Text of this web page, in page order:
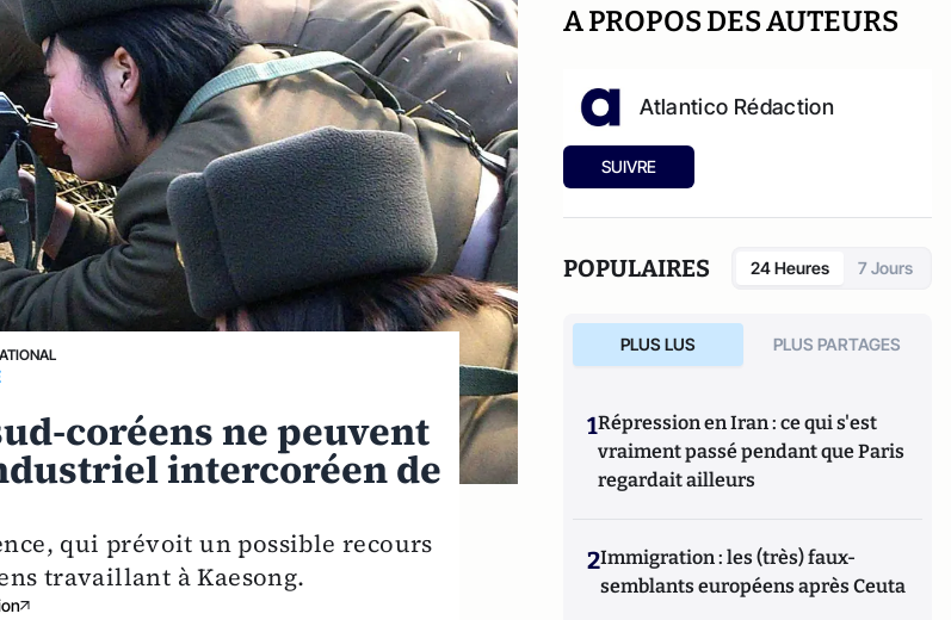
coréens ne peuvent
intercoréen de
qui prévoit un possible recours
travaillant à Kaesong.
A PROPOS DES AUTEURS
Atlantico Rédaction
SUIVRE
POPULAIRES 24 Heures 7 Jours
PLUS LUS PLUS PARTAGES
1Répression en Iran : ce qui s'est
vraiment passé pendant que Paris
regardait ailleurs
2Immigration : les (très) faux-
semblants européens après Ceuta